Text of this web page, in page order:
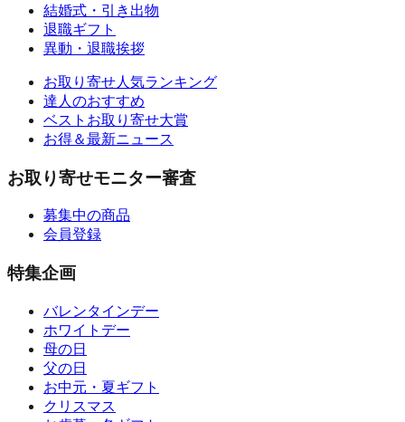
結婚式・引き出物
退職ギフト
異動・退職挨拶
お取り寄せ人気ランキング
達人のおすすめ
ベストお取り寄せ大賞
お得＆最新ニュース
お取り寄せモニター審査
募集中の商品
会員登録
特集企画
バレンタインデー
ホワイトデー
母の日
父の日
お中元・夏ギフト
クリスマス